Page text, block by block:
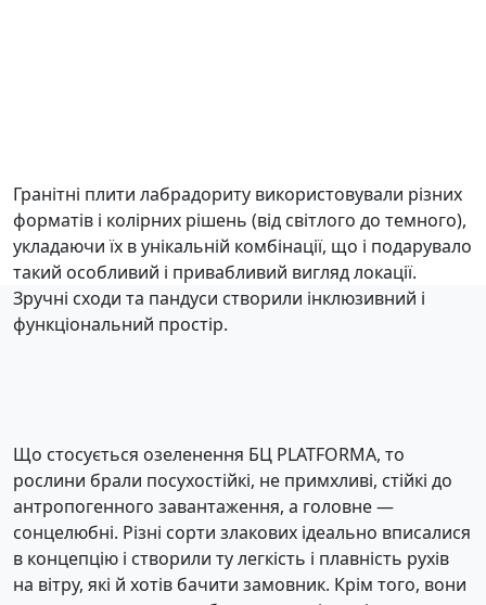
Гранітні плити лабрадориту використовували різних
форматів і колірних рішень (від світлого до темного),
укладаючи їх в унікальній комбінації, що і подарувало
такий особливий і привабливий вигляд локації.
Зручні сходи та пандуси створили інклюзивний і
функціональний простір.
Що стосується озеленення БЦ PLATFORMA, то
рослини брали посухостійкі, не примхливі, стійкі до
антропогенного завантаження, а головне —
сонцелюбні. Різні сорти злакових ідеально вписалися
в концепцію і створили ту легкість і плавність рухів
на вітру, які й хотів бачити замовник. Крім того, вони